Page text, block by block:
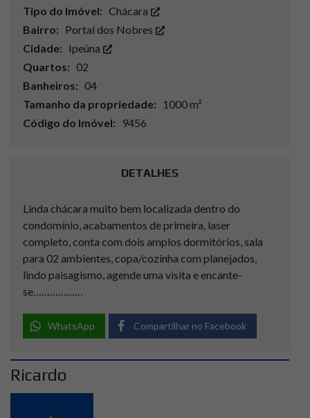
Tipo do Imóvel: Chácara
Bairro: Portal dos Nobres
Cidade: Ipeúna
Quartos: 02
Banheiros: 04
Tamanho da propriedade: 1000 m²
Código do Imóvel:
9456
DETALHES
Linda chácara muito bem localizada dentro do
condomínio, acabamentos de primeira, laser
completo, conta com dois amplos dormitórios, sala
para 02 ambientes, copa/cozinha com planejados,
lindo paisagismo, agende uma visita e encante-
se………………
WhatsApp Compartilhar no Facebook
Ricardo